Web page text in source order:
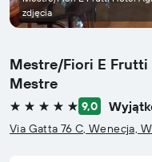
Mestre/Fiori E
Mestre
5 gwiazdek 9,0
Via Gatta 76 C, Wenecja,
zdjęcia